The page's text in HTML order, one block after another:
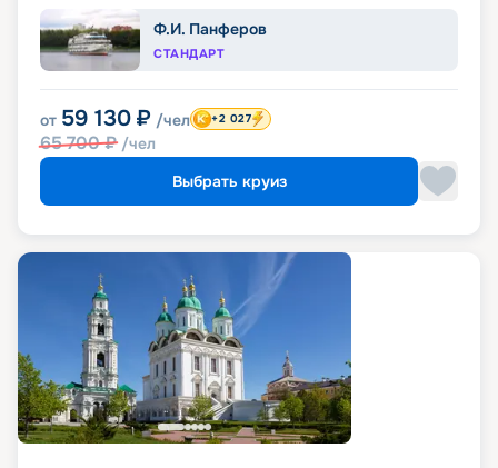
Ф.И. Панферов
СТАНДАРТ
от 59 130 ₽ /чел
65 700₽ /чел
+2 027
Выбрать круиз